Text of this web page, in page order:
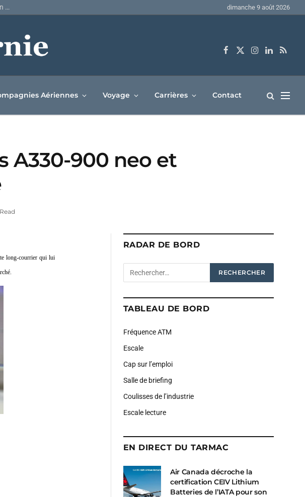
Air Canada décroche la certification CEIV Lithium Batteries de l’IATA pour son réseau de fret dimanche 9 août 2026
Facebook
X
Instagram
LinkedIn
RSS
Aériennes Voyage Carrières Contact
A330-900 neo et
long-courrier qui lui
RADAR DE BORD
TABLEAU DE BORD
Fréquence ATM
Escale
Cap sur l’emploi
Salle de briefing
Coulisses de l’industrie
Escale lecture
EN DIRECT DU TARMAC
Air Canada décroche la
certification CEIV Lithium
Batteries de l’IATA pour son